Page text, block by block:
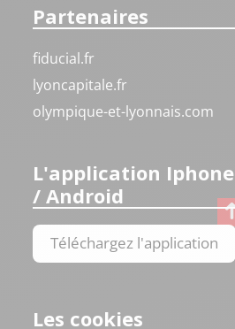
Partenaires
fiducial.fr
lyoncapitale.fr
olympique-et-lyonnais.com
L'application Iphone
/ Android
Téléchargez l'application
Les cookies